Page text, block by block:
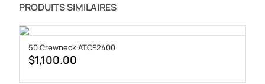
PRODUITS SIMILAIRES
50 Crewneck ATCF2400
$1,100.00